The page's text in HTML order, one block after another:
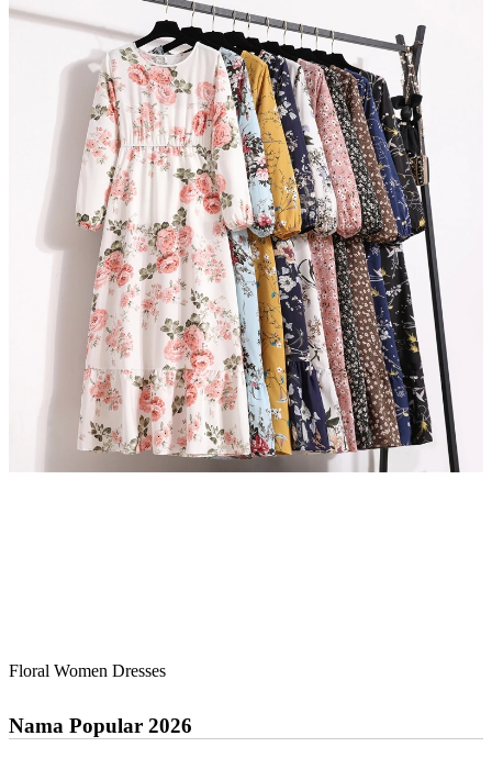
Floral Women Dresses
Nama Popular 2026